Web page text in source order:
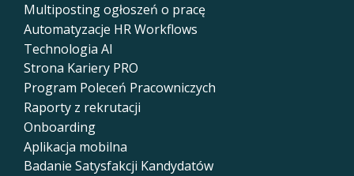
Multiposting ogłoszeń o pracę
Automatyzacje HR Workflows
Technologia AI
Strona Kariery PRO
Program Poleceń Pracowniczych
Raporty z rekrutacji
Onboarding
Aplikacja mobilna
Badanie Satysfakcji Kandydatów